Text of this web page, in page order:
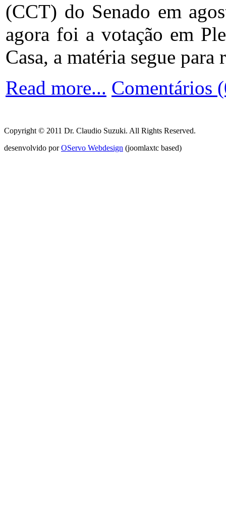
(CCT) do Senado em
agora foi a votação em
Casa, a matéria segue
Read more... Comentários
Copyright © 2011 Dr. Claudio Suzuki. All Rights Reserved.
desenvolvido porOServo Webdesign (joomlaxtc based)